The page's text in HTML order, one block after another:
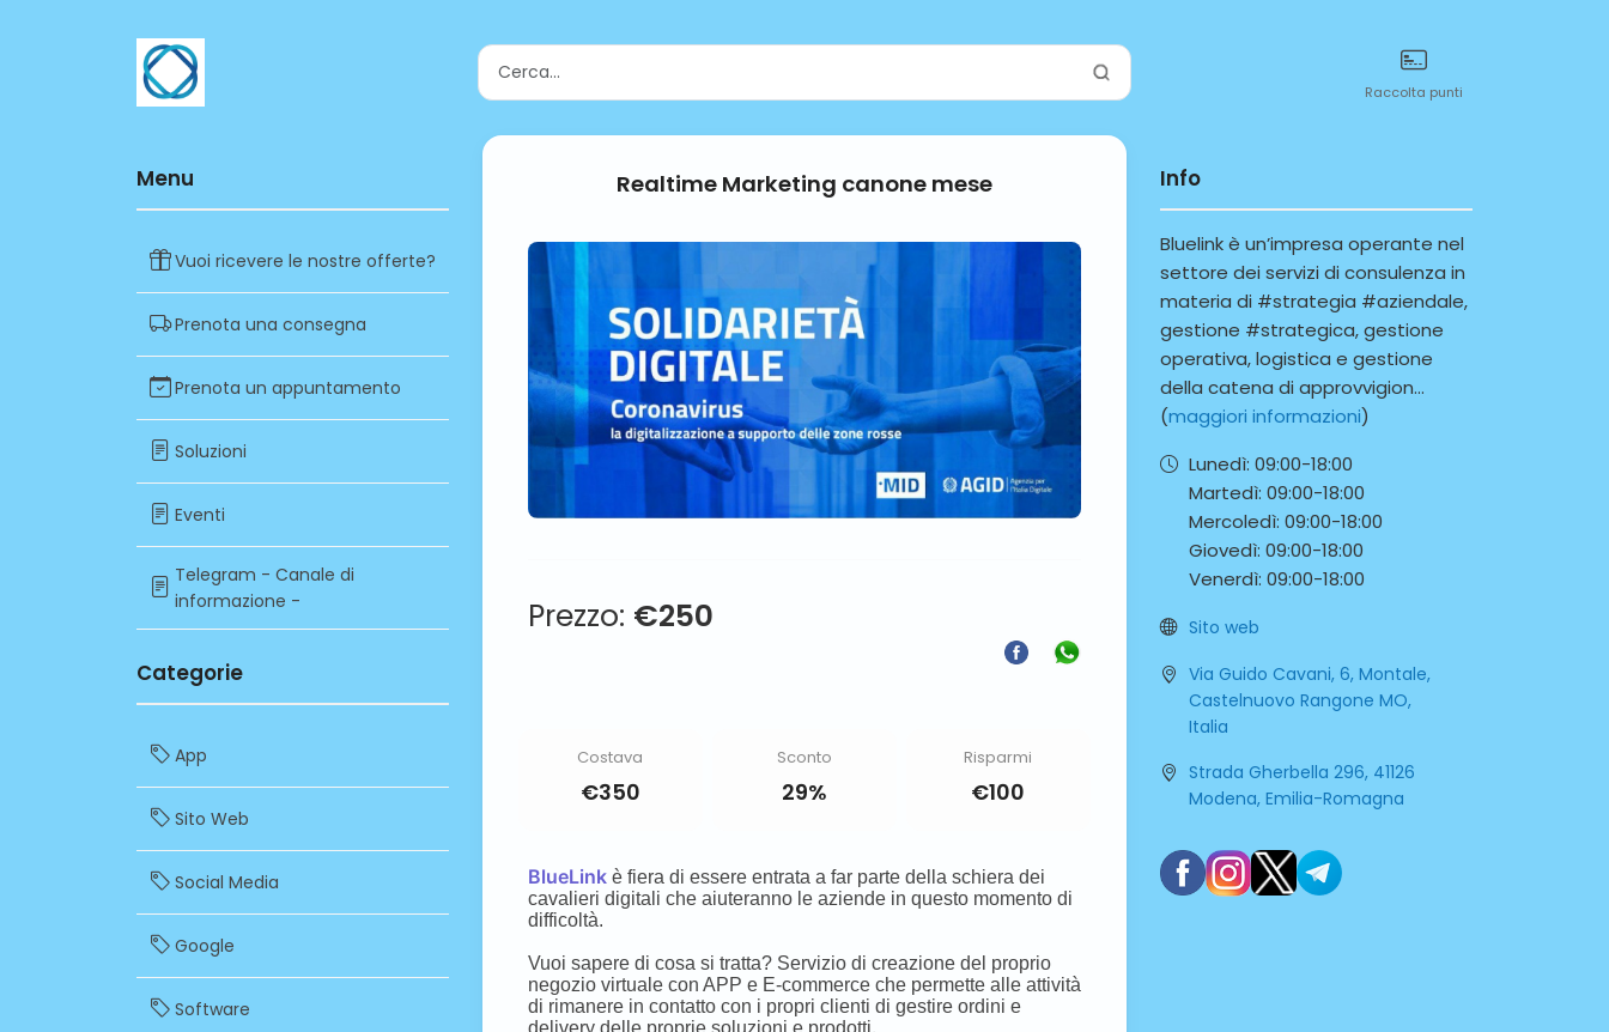
Raccolta punti
Menu
Vuoi ricevere le nostre offerte?
Prenota una consegna
Prenota un appuntamento
Soluzioni
Eventi
Telegram - Canale di
informazione -
Categorie
App
Sito Web
Social Media
Google
Software
Realtime Marketing canone mese
Prezzo: €250
Costava
€350
Sconto
29%
Risparmi
€100
Info
Bluelink è un’impresa operante nel
settore dei servizi di consulenza in
materia di #strategia #aziendale,
gestione #strategica, gestione
operativa, logistica e gestione
della catena di approvvigion...
(maggiori informazioni)
Lunedì: 09:00-18:00
Martedì: 09:00-18:00
Mercoledì: 09:00-18:00
Giovedì: 09:00-18:00
Venerdì: 09:00-18:00
Sito web
Via Guido Cavani, 6, Montale,
Castelnuovo Rangone MO,
Italia
Strada Gherbella 296, 41126
Modena, Emilia-Romagna